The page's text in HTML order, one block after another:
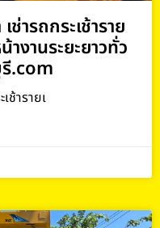
ช่ารถกระเช้าราย
งานระยะยาวทั่ว
รี.com
ช้ารายเ